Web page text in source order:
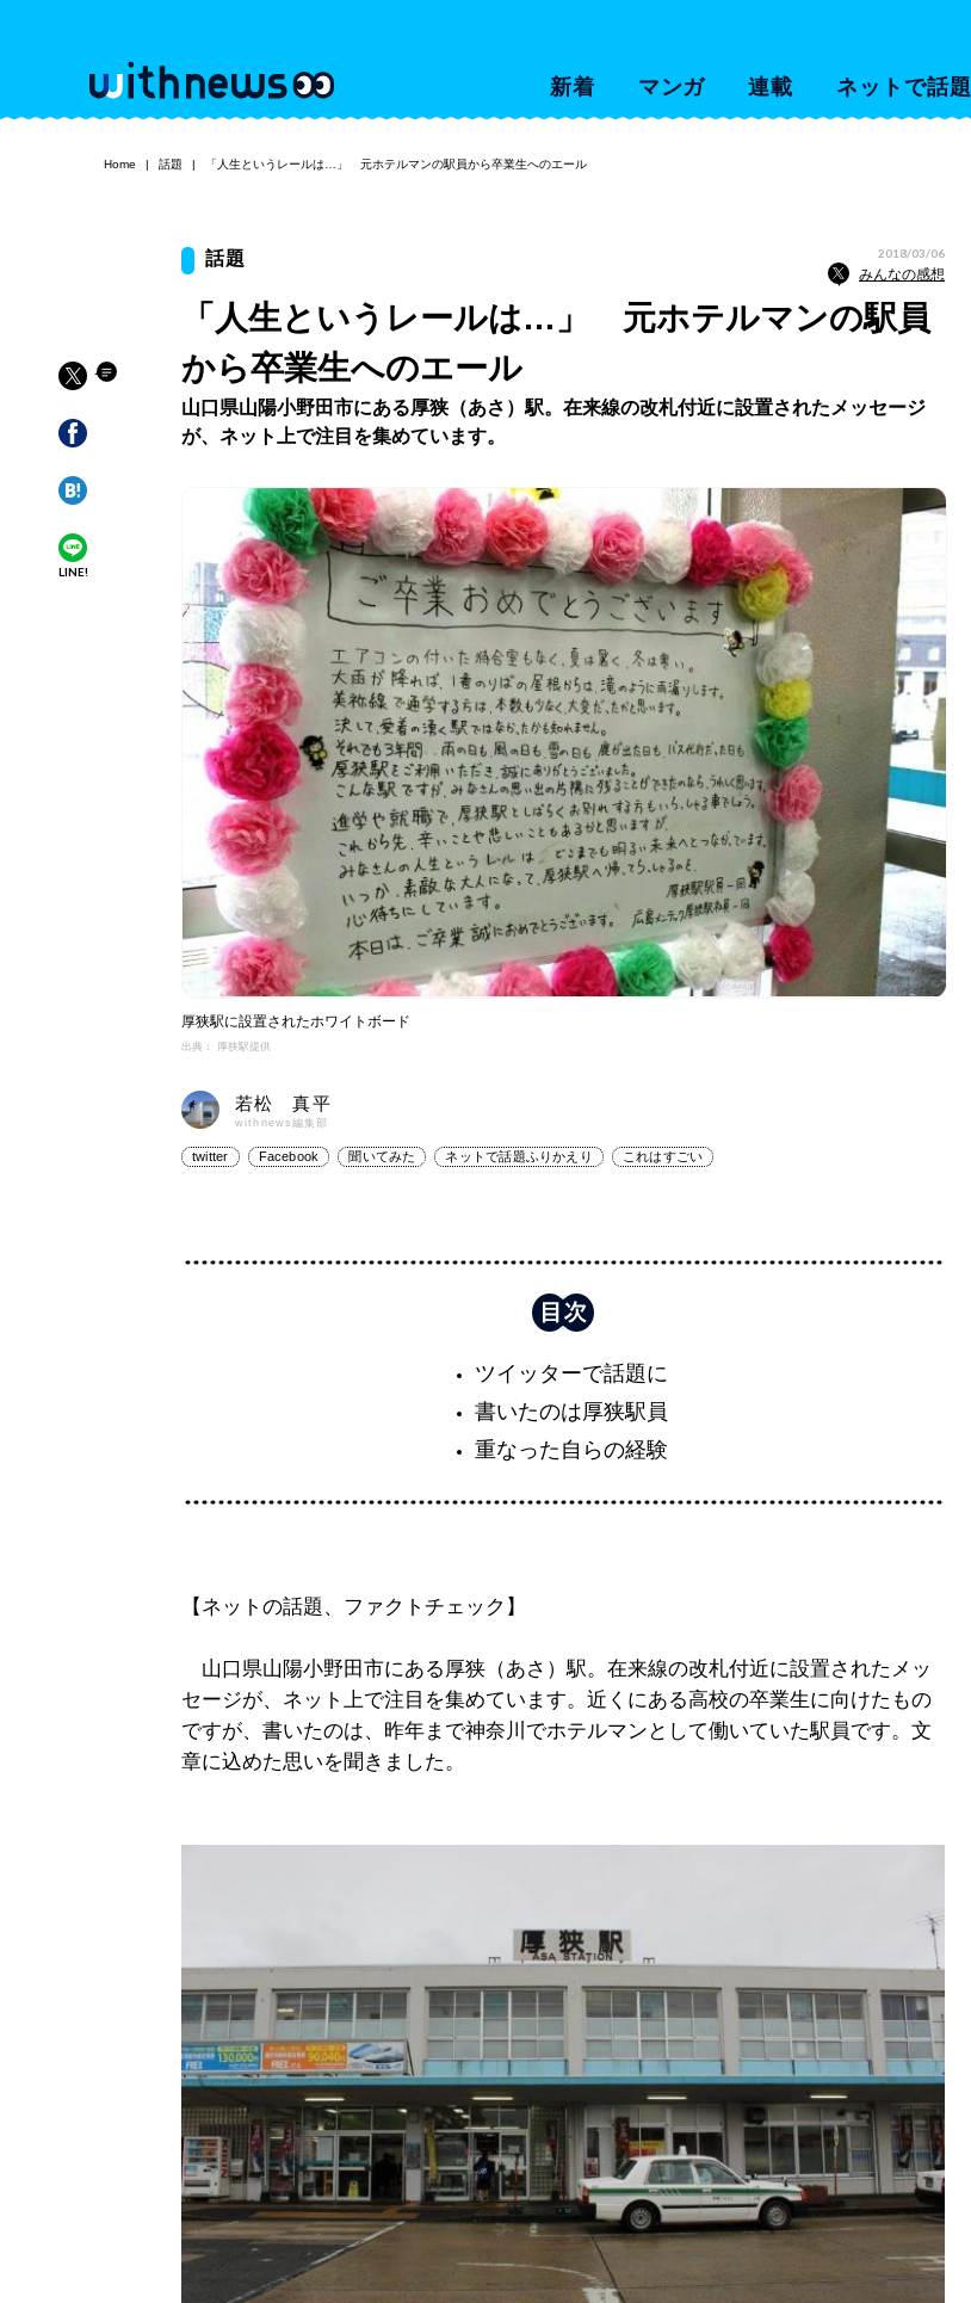
新着 マンガ 連載 ネットで話題
Home 話題 「人生というレールは…」 元ホテルマンの駅員から卒業生へのエール
LINE!
話題 2018/03/06
みんなの感想
「人生というレールは…」 元ホテルマンの駅員
から卒業生へのエール
山口県山陽小野田市にある厚狭（あさ）駅。在来線の改札付近に設置されたメッセージ
が、ネット上で注目を集めています。
厚狭駅に設置されたホワイトボード
出典： 厚狭駅提供
若松 真平
withnews編集部
twitter Facebook 聞いてみた ネットで話題ふりかえり これはすごい
ツイッターで話題に
書いたのは厚狭駅員
重なった自らの経験
【ネットの話題、ファクトチェック】
山口県山陽小野田市にある厚狭（あさ）駅。在来線の改札付近に設置されたメッ
セージが、ネット上で注目を集めています。近くにある高校の卒業生に向けたもの
ですが、書いたのは、昨年まで神奈川でホテルマンとして働いていた駅員です。文
章に込めた思いを聞きました。